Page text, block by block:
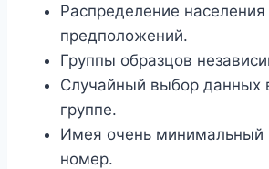
Распределение
предположений.
Группы образцов
Случайный выбор данных
группе.
Имея очень минимальный
номер.